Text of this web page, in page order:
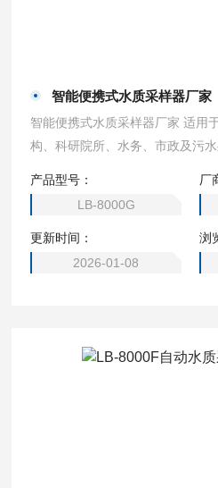
智能便携式水质采样器厂家
智能便携式水质采样器厂家 适用
构、科研院所、水务、市政及污
产品型号：
LB-8000G
厂
更新时间：
2026-01-08
浏